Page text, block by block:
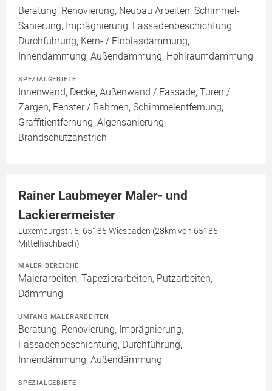
Beratung, Renovierung, Neubau Arbeiten, Schimmel-
Sanierung, Imprägnierung, Fassadenbeschichtung,
Durchführung, Kern- / Einblasdämmung,
Innendämmung, Außendämmung, Hohlraumdämmung
SPEZIALGEBIETE
Innenwand, Decke, Außenwand / Fassade, Türen /
Zargen, Fenster / Rahmen, Schimmelentfernung,
Graffitientfernung, Algensanierung,
Brandschutzanstrich
Rainer Laubmeyer Maler- und
Lackierermeister
Luxemburgstr. 5, 65185 Wiesbaden (28km von 65185
Mittelfischbach)
MALER BEREICHE
Malerarbeiten, Tapezierarbeiten, Putzarbeiten,
Dämmung
UMFANG MALERARBEITEN
Beratung, Renovierung, Imprägnierung,
Fassadenbeschichtung, Durchführung,
Innendämmung, Außendämmung
SPEZIALGEBIETE